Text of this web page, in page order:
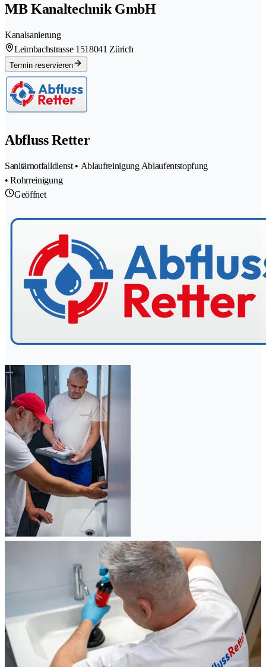
MB Kanaltechnik GmbH
Kanalsanierung
Leimbachstrasse 1518041 Zürich
Termin reservieren
Abfluss Retter
Sanitärnotfalldienst • Ablaufreinigung Ablaufentstopfung
• Rohrreinigung
Geöffnet